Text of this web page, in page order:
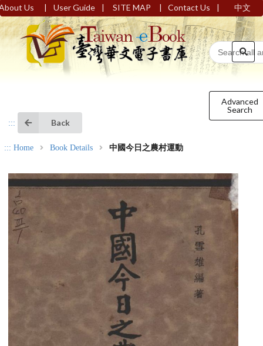
Us | User Guide | SITE MAP | Contact Us | 中文
Advanced
Search
::: Back
::: Home Book Details 中國今日之農村運動